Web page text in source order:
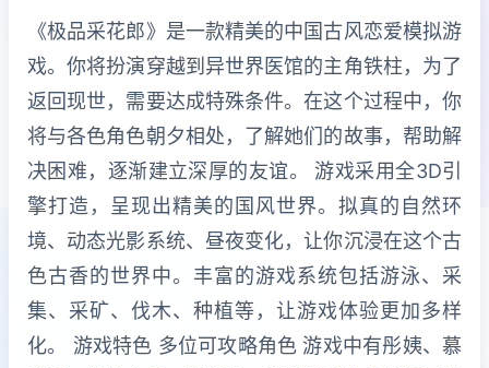
《极品采花郎》是一款精美的中国古风恋爱模拟游
戏。你将扮演穿越到异世界医馆的主角铁柱，为了
返回现世，需要达成特殊条件。在这个过程中，你
将与各色角色朝夕相处，了解她们的故事，帮助解
决困难，逐渐建立深厚的友谊。 游戏采用全3D引
擎打造，呈现出精美的国风世界。拟真的自然环
境、动态光影系统、昼夜变化，让你沉浸在这个古
色古香的世界中。丰富的游戏系统包括游泳、采
集、采矿、伐木、种植等，让游戏体验更加多样
化。 游戏特色 多位可攻略角色 游戏中有彤姨、慕